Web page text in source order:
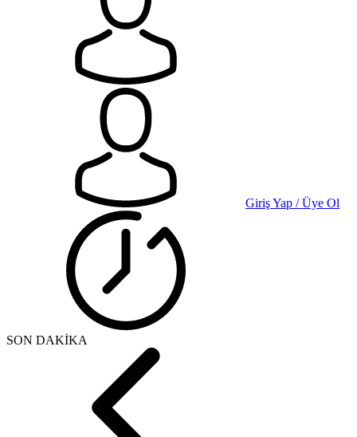
Giriş Yap / Üye Ol
SON DAKİKA